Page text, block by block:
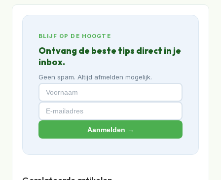
BLIJF OP DE HOOGTE
Ontvang de beste tips direct in je
inbox.
Geen spam. Altijd afmelden mogelijk.
Aanmelden →